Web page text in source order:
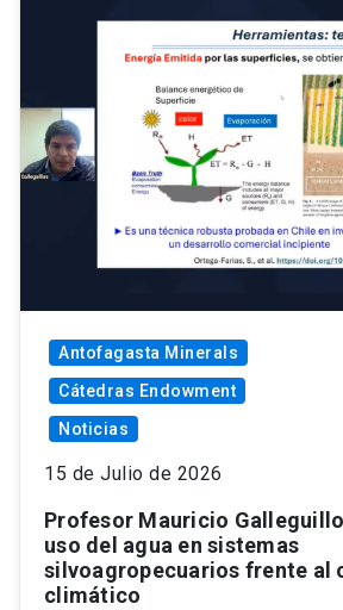
Antofagasta Minerals
Cátedras Endowment
Noticias
15 de Julio de 2026
Profesor Mauricio
uso del agua en sistemas
silvoagropecuarios frente al
climático